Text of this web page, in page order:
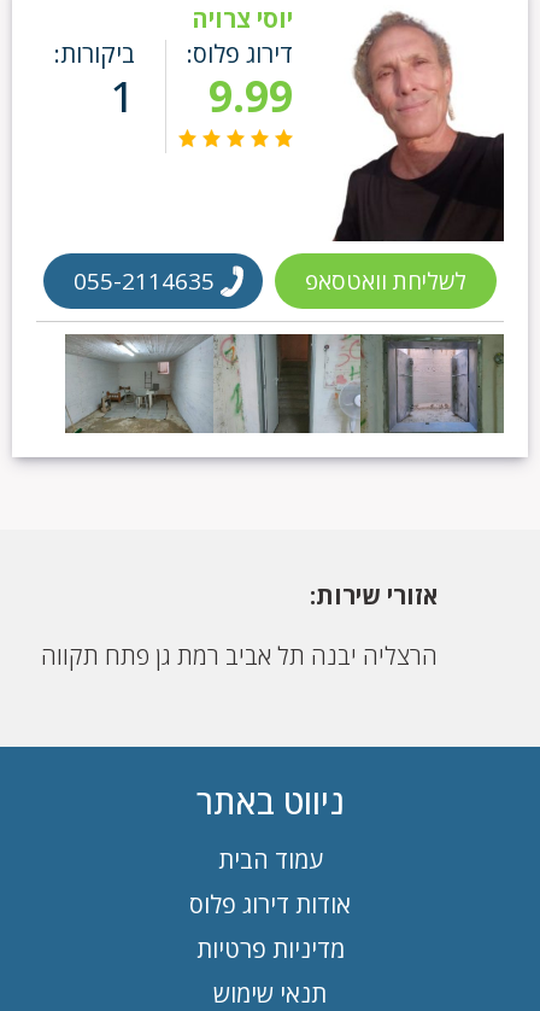
יוסי צרויה
דירוג פלוס:
9.99
ביקורות:
1
לשליחת וואטסאפ 055-2114635
אזורי שירות:
הרצליה יבנה תל אביב רמת גן פתח תקווה
ניווט באתר
עמוד הבית
אודות דירוג פלוס
מדיניות פרטיות
תנאי שימוש